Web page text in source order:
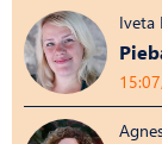
Iveta